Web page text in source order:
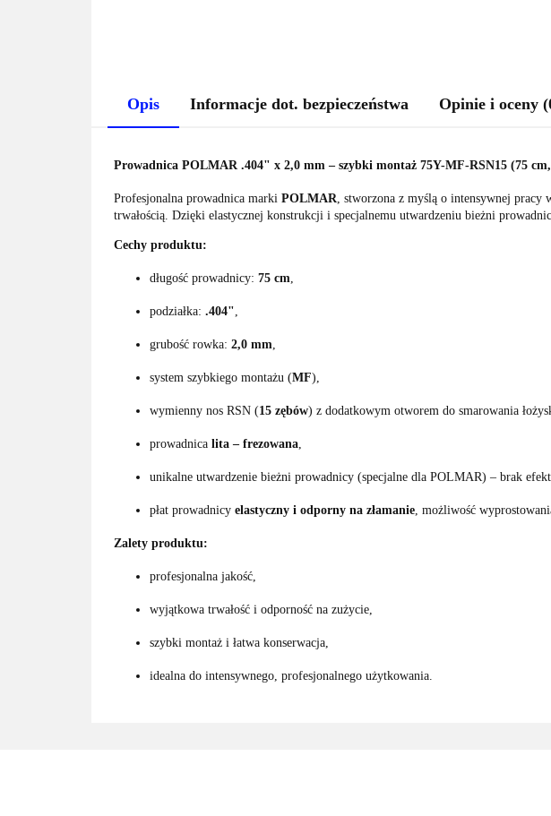
Opis Informacje dot. bezpieczeństwa Opinie i oceny
Prowadnica POLMAR .404" x 2,0 mm – szybki montaż 75Y-MF-RSN15 (75 cm,
Profesjonalna prowadnica marki POLMAR, stworzona z myślą o intensywnej pracy
trwałością. Dzięki elastycznej konstrukcji i specjalnemu utwardzeniu bieżni
Cechy produktu:
długość prowadnicy: 75 cm,
podziałka: .404",
grubość rowka: 2,0 mm,
system szybkiego montażu (MF),
wymienny nos RSN (15 zębów) z dodatkowym otworem do smarowania
prowadnica lita – frezowana,
unikalne utwardzenie bieżni prowadnicy (specjalne dla POLMAR) – brak
płat prowadnicy elastyczny i odporny na złamanie, możliwość
Zalety produktu:
profesjonalna jakość,
wyjątkowa trwałość i odporność na zużycie,
szybki montaż i łatwa konserwacja,
idealna do intensywnego, profesjonalnego użytkowania.